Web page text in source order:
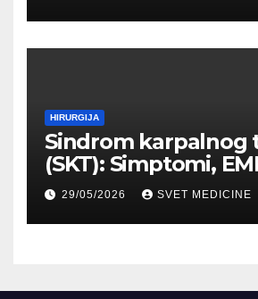
HIRURGIJA
Sindrom karpalnog
(SKT): Simptomi,
dijagnostika i lečenje
29/05/2026 SVET MEDICINE